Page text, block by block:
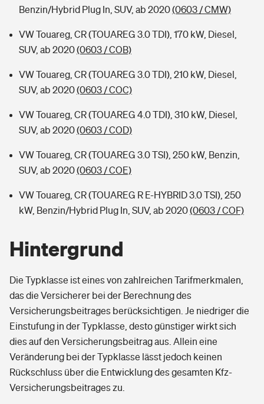
Benzin/Hybrid Plug In, SUV, ab 2020(0603 / CMW)
VW Touareg, CR (TOUAREG 3.0 TDI), 170 kW, Diesel,
SUV, ab 2020(0603 / COB)
VW Touareg, CR (TOUAREG 3.0 TDI), 210 kW, Diesel,
SUV, ab 2020(0603 / COC)
VW Touareg, CR (TOUAREG 4.0 TDI), 310 kW, Diesel,
SUV, ab 2020(0603 / COD)
VW Touareg, CR (TOUAREG 3.0 TSI), 250 kW, Benzin,
SUV, ab 2020(0603 / COE)
VW Touareg, CR (TOUAREG R E-HYBRID 3.0 TSI), 250
kW, Benzin/Hybrid Plug In, SUV, ab 2020(0603 / COF)
Hintergrund
Die Typklasse ist eines von zahlreichen Tarifmerkmalen,
das die Versicherer bei der Berechnung des
Versicherungsbeitrages berücksichtigen. Je niedriger die
Einstufung in der Typklasse, desto günstiger wirkt sich
dies auf den Versicherungsbeitrag aus. Allein eine
Veränderung bei der Typklasse lässt jedoch keinen
Rückschluss über die Entwicklung des gesamten Kfz-
Versicherungsbeitrages zu.